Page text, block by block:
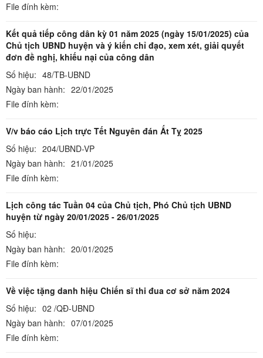
File đính kèm:
Kết quả tiếp công dân kỳ 01 năm 2025 (ngày 15/01/2025) của
Chủ tịch UBND huyện và ý kiến chỉ đạo, xem xét, giải quyết
đơn đề nghị, khiếu nại của công dân
Số hiệu: 48/TB-UBND
Ngày ban hành: 22/01/2025
File đính kèm:
V/v báo cáo Lịch trực Tết Nguyên đán Ất Tỵ 2025
Số hiệu: 204/UBND-VP
Ngày ban hành: 21/01/2025
File đính kèm:
Lịch công tác Tuần 04 của Chủ tịch, Phó Chủ tịch UBND
huyện từ ngày 20/01/2025 - 26/01/2025
Số hiệu:
Ngày ban hành: 20/01/2025
File đính kèm:
Về việc tặng danh hiệu Chiến sĩ thi đua cơ sở năm 2024
Số hiệu: 02 /QĐ-UBND
Ngày ban hành: 07/01/2025
File đính kèm: